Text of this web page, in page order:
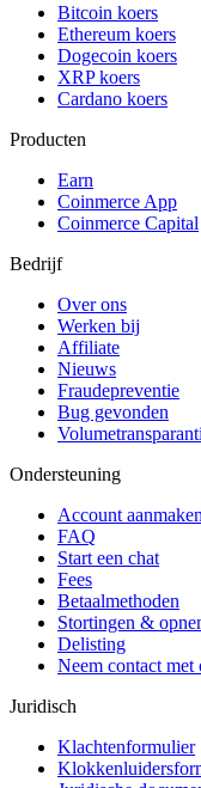
Bitcoin koers
Ethereum koers
Dogecoin koers
XRP koers
Cardano koers
Producten
Earn
Coinmerce App
Coinmerce Capital
Bedrijf
Over ons
Werken bij
Affiliate
Nieuws
Fraudepreventie
Bug gevonden
Ondersteuning
Account aanmaken
FAQ
Start een chat
Fees
Betaalmethoden
Stortingen &
Delisting
Neem contact met
Juridisch
Klachtenformulier